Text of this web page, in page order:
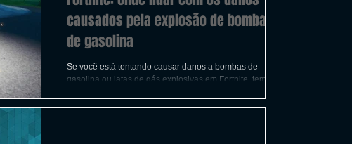
causados ​​pela explosão de bombas
de gasolina
Se você está tentando causar danos a bombas de
gasolina ou latas de gás explosivas em Fortnite, temos a